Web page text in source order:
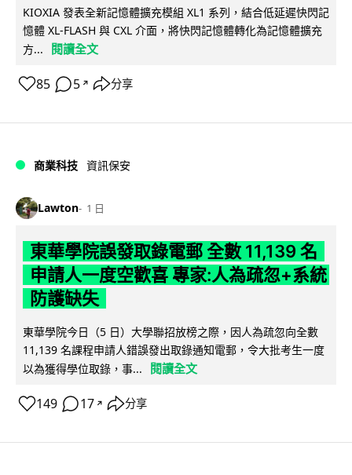
KIOXIA 發表全新記憶體擴充模組 XL1 系列，結合低延遲快閃記
憶體 XL-FLASH 與 CXL 介面，將快閃記憶體轉化為記憶體擴充
方...
閱讀全文
85 5 ↗ 分享
商業科技 資訊保安
Lawton 1 日
東華學院誤發取錄電郵 全數 11,139 名
申請人一度空歡喜 專家:人為疏忽+系統
防護缺失
東華學院今日（5 日）大學聯招放榜之際，因人為疏忽向全數
11,139 名課程申請人錯誤發出取錄通知電郵，令大批考生一度
以為獲得學位取錄，事...
閱讀全文
149 17 ↗ 分享